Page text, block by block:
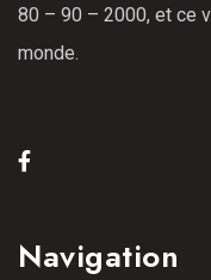
80 – 90 – 2000, et ce
monde.
Navigation